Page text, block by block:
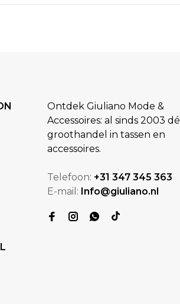
Ontdek Giuliano Mode &
Accessoires: al sinds 2003 dé
groothandel in tassen en
accessoires.
Telefoon: +31 347 345 363
E-mail: Info@giuliano.nl